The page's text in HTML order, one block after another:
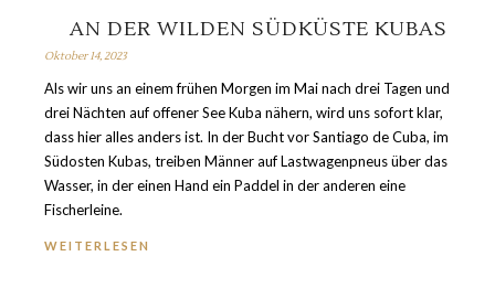
AN DER WILDEN SÜDKÜSTE KUBAS
Oktober 14, 2023
Als wir uns an einem frühen Morgen im Mai nach drei Tagen und
drei Nächten auf offener See Kuba nähern, wird uns sofort klar,
dass hier alles anders ist. In der Bucht vor Santiago de Cuba, im
Südosten Kubas, treiben Männer auf Lastwagenpneus über das
Wasser, in der einen Hand ein Paddel in der anderen eine
Fischerleine.
WEITERLESEN